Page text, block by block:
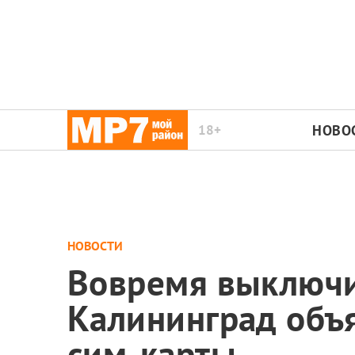
18+
НОВОСТИ
Вовремя
Калининград